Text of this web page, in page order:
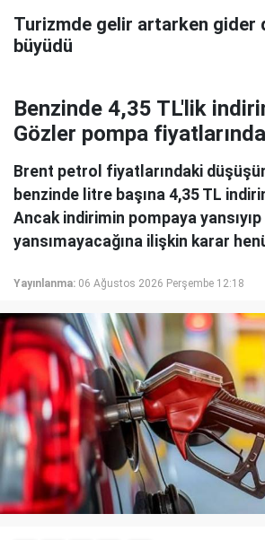
Turizmde gelir artarken gider
büyüdü
Benzinde 4,35 TL'lik
Gözler pompa fiyatlarında
Brent petrol fiyatlarındaki
benzinde litre başına 4,35 TL
Ancak indirimin pompaya yansıyıp
yansımayacağına ilişkin karar
Yayınlanma: 06 Ağustos 2026 Perşembe 12:18